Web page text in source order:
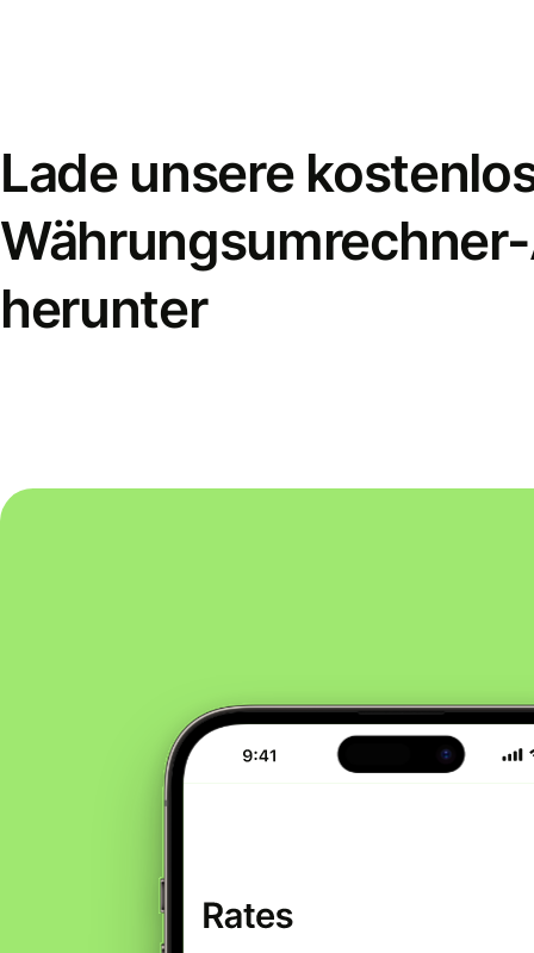
Lade unsere
herunter